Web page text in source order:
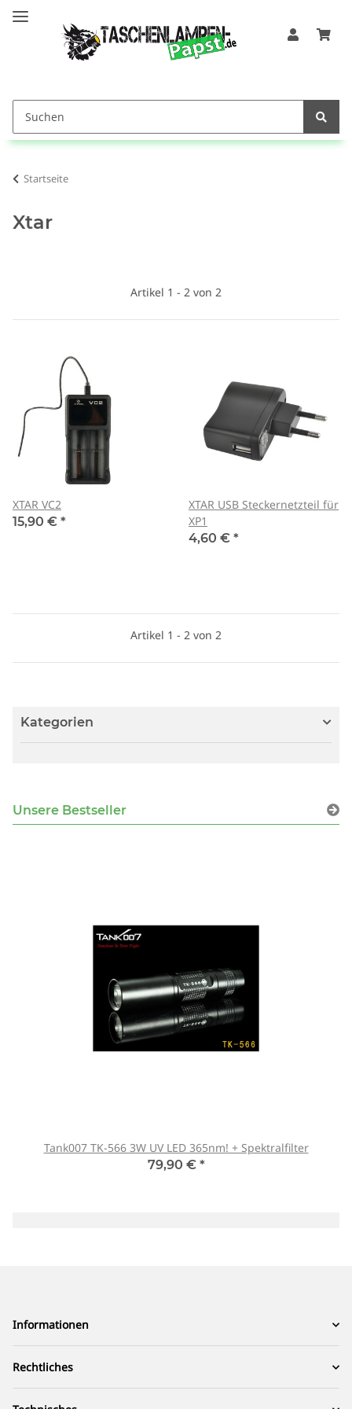
Startseite
Xtar
Artikel 1 - 2 von 2
XTAR VC2
15,90 € *
XTAR USB Steckernetzteil für
XP1
4,60 € *
Artikel 1 - 2 von 2
Kategorien
Unsere Bestseller
Tank007 TK-566 3W UV LED 365nm! + Spektralfilter
79,90 € *
Informationen
Rechtliches